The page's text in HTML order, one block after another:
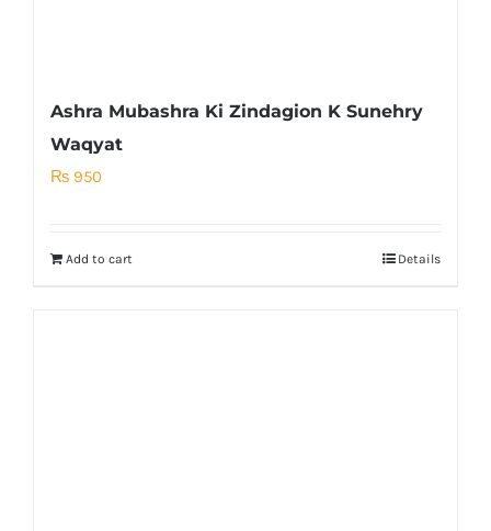
Ashra Mubashra Ki Zindagion K Sunehry
Waqyat
₨ 950
Add to cart Details